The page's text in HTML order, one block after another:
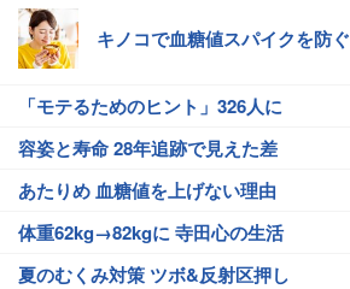
キノコで血糖値スパイクを防ぐ
「モテるためのヒント」326人に
容姿と寿命 28年追跡で見えた差
あたりめ 血糖値を上げない理由
体重62kg→82kgに 寺田心の生活
夏のむくみ対策 ツボ&反射区押し